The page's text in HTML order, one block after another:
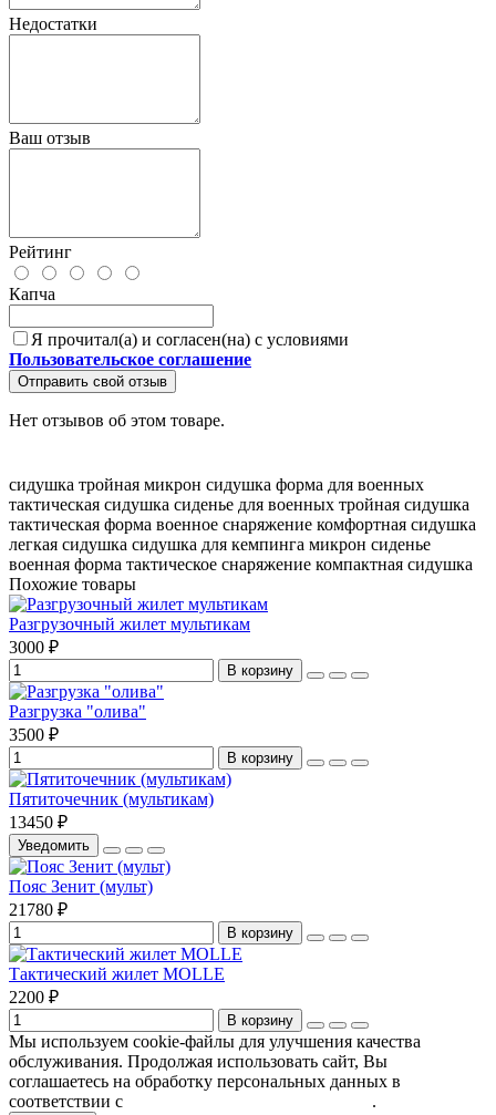
Недостатки
Ваш отзыв
Рейтинг
Капча
Я прочитал(а) и согласен(на) с условиями
Пользовательское соглашение
Отправить свой отзыв
Нет отзывов об этом товаре.
сидушка тройная микрон сидушка форма для военных
тактическая сидушка сиденье для военных тройная сидушка
тактическая форма военное снаряжение комфортная сидушка
легкая сидушка сидушка для кемпинга микрон сиденье
военная форма тактическое снаряжение компактная сидушка
Похожие товары
Разгрузочный жилет мультикам
3000 ₽
В корзину
Разгрузка "олива"
3500 ₽
В корзину
Пятиточечник (мультикам)
13450 ₽
Уведомить
Пояс Зенит (мульт)
21780 ₽
В корзину
Тактический жилет MOLLE
2200 ₽
В корзину
Мы используем cookie-файлы для улучшения качества
обслуживания. Продолжая использовать сайт, Вы
соглашаетесь на обработку персональных данных в
соответствии с
.